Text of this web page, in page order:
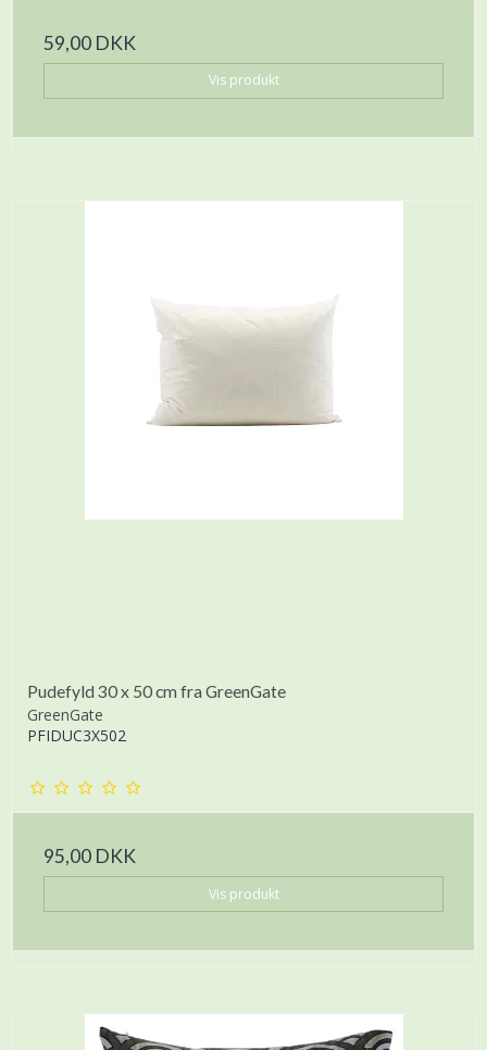
59,00 DKK
Vis produkt
Pudefyld 30 x 50 cm fra GreenGate
GreenGate
PFIDUC3X502
95,00 DKK
Vis produkt